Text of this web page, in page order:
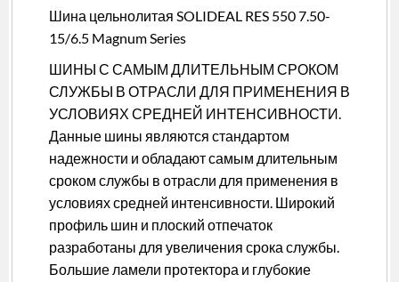
Шина цельнолитая SOLIDEAL RES 550 7.50-
15/6.5 Magnum Series
ШИНЫ С САМЫМ ДЛИТЕЛЬНЫМ СРОКОМ
СЛУЖБЫ В ОТРАСЛИ ДЛЯ ПРИМЕНЕНИЯ В
УСЛОВИЯХ СРЕДНЕЙ ИНТЕНСИВНОСТИ.
Данные шины являются стандартом
надежности и обладают самым длительным
сроком службы в отрасли для применения в
условиях средней интенсивности. Широкий
профиль шин и плоский отпечаток
разработаны для увеличения срока службы.
Большие ламели протектора и глубокие